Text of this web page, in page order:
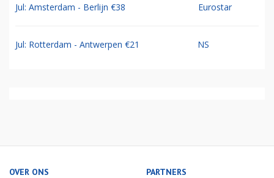
Jul: Amsterdam - Berlijn €38 Eurostar
Jul: Rotterdam - Antwerpen €21 NS
OVER ONS PARTNERS